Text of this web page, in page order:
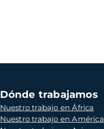
Dónde trabajamos
Nuestro trabajo en África
Nuestro trabajo en América